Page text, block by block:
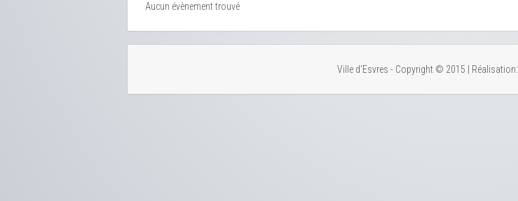
Aucun évènement trouvé
Ville d'Esvres - Copyright © 2015 | Réalisation: